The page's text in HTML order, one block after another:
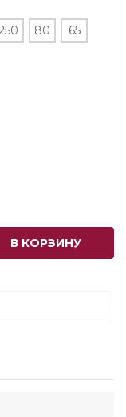
80
65
В КОРЗИНУ